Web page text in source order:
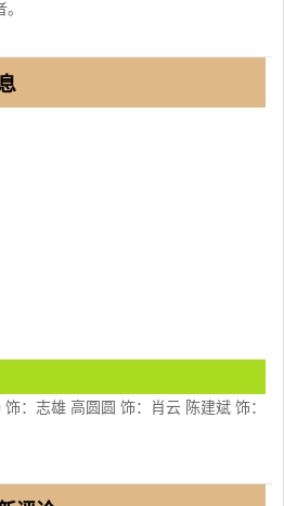
：志雄 高圆圆 饰：肖云 陈建斌 饰：